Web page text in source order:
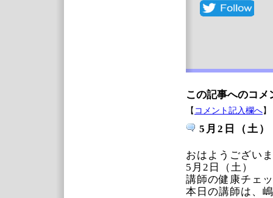
この記事へのコメ
【 コメント記入欄へ】
5月2日（土
おはようござい
5月2日（土）
講師の健康チェ
本日の講師は、